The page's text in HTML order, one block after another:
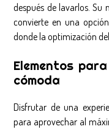
después de lavarlos.
convierte en una
donde la optimización
Elementos
cómoda
Disfrutar de una
para aprovechar al